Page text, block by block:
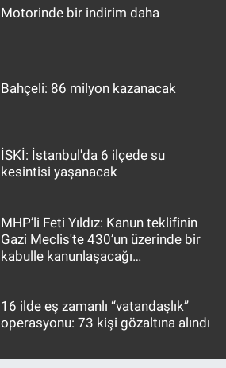
Motorinde bir indirim daha
Bahçeli: 86 milyon kazanacak
İSKİ: İstanbul'da 6 ilçede su
kesintisi yaşanacak
MHP’li Feti Yıldız: Kanun teklifinin
Gazi Meclis'te 430’un üzerinde bir
kabulle kanunlaşacağı
16 ilde eş zamanlı “vatandaşlık”
operasyonu: 73 kişi gözaltına alındı